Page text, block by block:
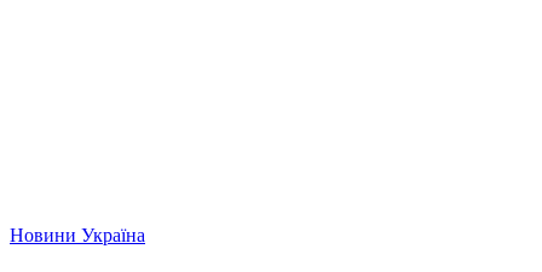
Новини Україна